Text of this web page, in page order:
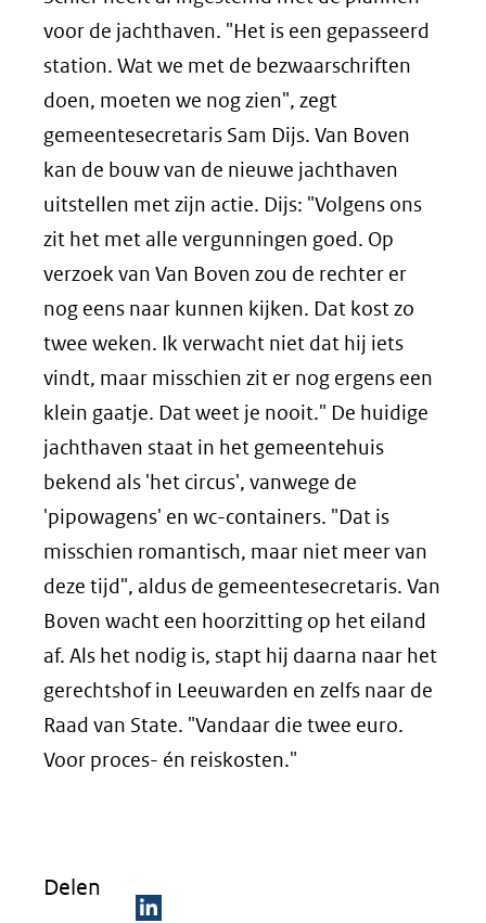
voor de jachthaven. "Het is een gepasseerd
station. Wat we met de bezwaarschriften
doen, moeten we nog zien", zegt
gemeentesecretaris Sam Dijs. Van Boven
kan de bouw van de nieuwe jachthaven
uitstellen met zijn actie. Dijs: "Volgens ons
zit het met alle vergunningen goed. Op
verzoek van Van Boven zou de rechter er
nog eens naar kunnen kijken. Dat kost zo
twee weken. Ik verwacht niet dat hij iets
vindt, maar misschien zit er nog ergens een
klein gaatje. Dat weet je nooit." De huidige
jachthaven staat in het gemeentehuis
bekend als 'het circus', vanwege de
'pipowagens' en wc-containers. "Dat is
misschien romantisch, maar niet meer van
deze tijd", aldus de gemeentesecretaris. Van
Boven wacht een hoorzitting op het eiland
af. Als het nodig is, stapt hij daarna naar het
gerechtshof in Leeuwarden en zelfs naar de
Raad van State. "Vandaar die twee euro.
Voor proces- én reiskosten."
Delen